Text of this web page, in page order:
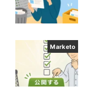
Marketo